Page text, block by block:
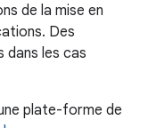
de la mise en
Des
dans les cas
plate-forme de